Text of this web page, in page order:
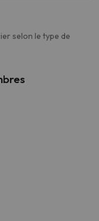
selon le type de